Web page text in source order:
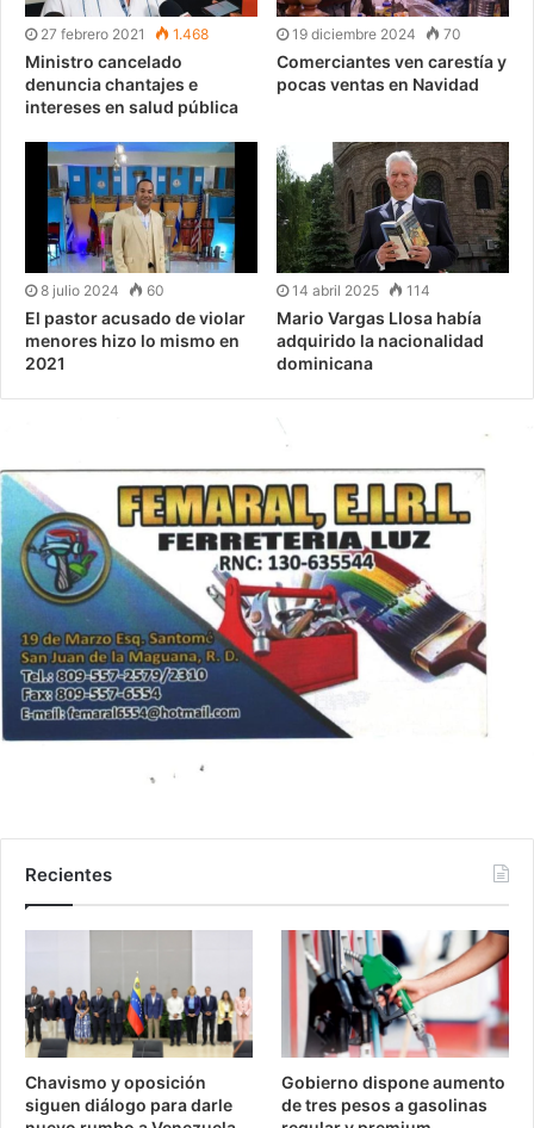
27 febrero 2021 1.468
Ministro cancelado
denuncia chantajes e
intereses en salud pública
19 diciembre 2024 70
Comerciantes ven carestía y
pocas ventas en Navidad
8 julio 2024 60
El pastor acusado de violar
menores hizo lo mismo en
2021
14 abril 2025 114
Mario Vargas Llosa había
adquirido la nacionalidad
dominicana
Recientes
Chavismo y oposición
siguen diálogo para darle
Gobierno dispone aumento
de tres pesos a gasolinas